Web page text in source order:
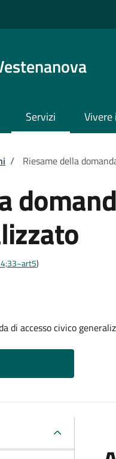
Servizi Vivere
/ Riesame della
)
di accesso civico